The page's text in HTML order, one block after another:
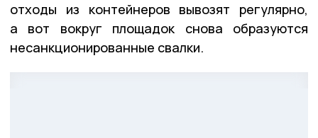
отходы из контейнеров вывозят регулярно,
а вот вокруг площадок снова образуются
несанкционированные свалки.